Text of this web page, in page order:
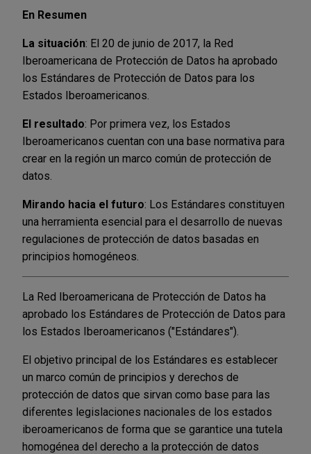
En Resumen
La situación: El 20 de junio de 2017, la Red
Iberoamericana de Protección de Datos ha aprobado
los Estándares de Protección de Datos para los
Estados Iberoamericanos.
El resultado: Por primera vez, los Estados
Iberoamericanos cuentan con una base normativa para
crear en la región un marco común de protección de
datos.
Mirando hacia el futuro: Los Estándares constituyen
una herramienta esencial para el desarrollo de nuevas
regulaciones de protección de datos basadas en
principios homogéneos.
La Red Iberoamericana de Protección de Datos ha
aprobado los Estándares de Protección de Datos para
los Estados Iberoamericanos ("Estándares").
El objetivo principal de los Estándares es establecer
un marco común de principios y derechos de
protección de datos que sirvan como base para las
diferentes legislaciones nacionales de los estados
iberoamericanos de forma que se garantice una tutela
homogénea del derecho a la protección de datos